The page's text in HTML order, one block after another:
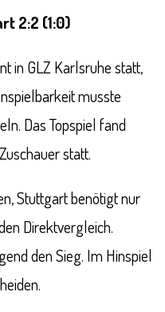
2:2 (1:0)
in GLZ Karlsruhe statt,
musste
Das Topspiel fand
statt.
Stuttgart benötigt nur
Direktvergleich.
den Sieg. Im Hinspiel